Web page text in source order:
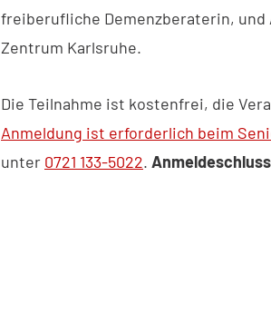
freiberufliche Demenzberaterin, und
Zentrum Karlsruhe.
Die Teilnahme ist kostenfrei, die
Anmeldung ist erforderlich beim
unter 0721 133-5022.